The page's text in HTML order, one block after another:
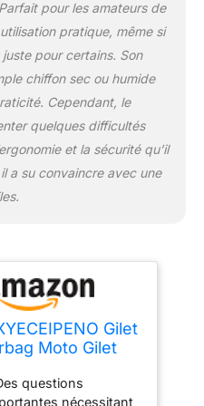
le coussin de siège
le coussin de siège.
Force
libération automatique
corde (tension): 18 kg
Air Sac Temps de
complet: 0,115
Pression
(pression interne)
□ Comment utiliser
de l'utilisation et
la boucle lorsque
n'êtes pas
de la corde
(corde
supportez les
de la moto et
pour les amateurs de
pratique, même si
pour certains. Son
chiffon sec ou humide
Cependant, le
quelques difficultés
et la sécurité qu’il
a su convaincre avec une
Gilet
Moto Gilet
Tissu
questions
nécessitant